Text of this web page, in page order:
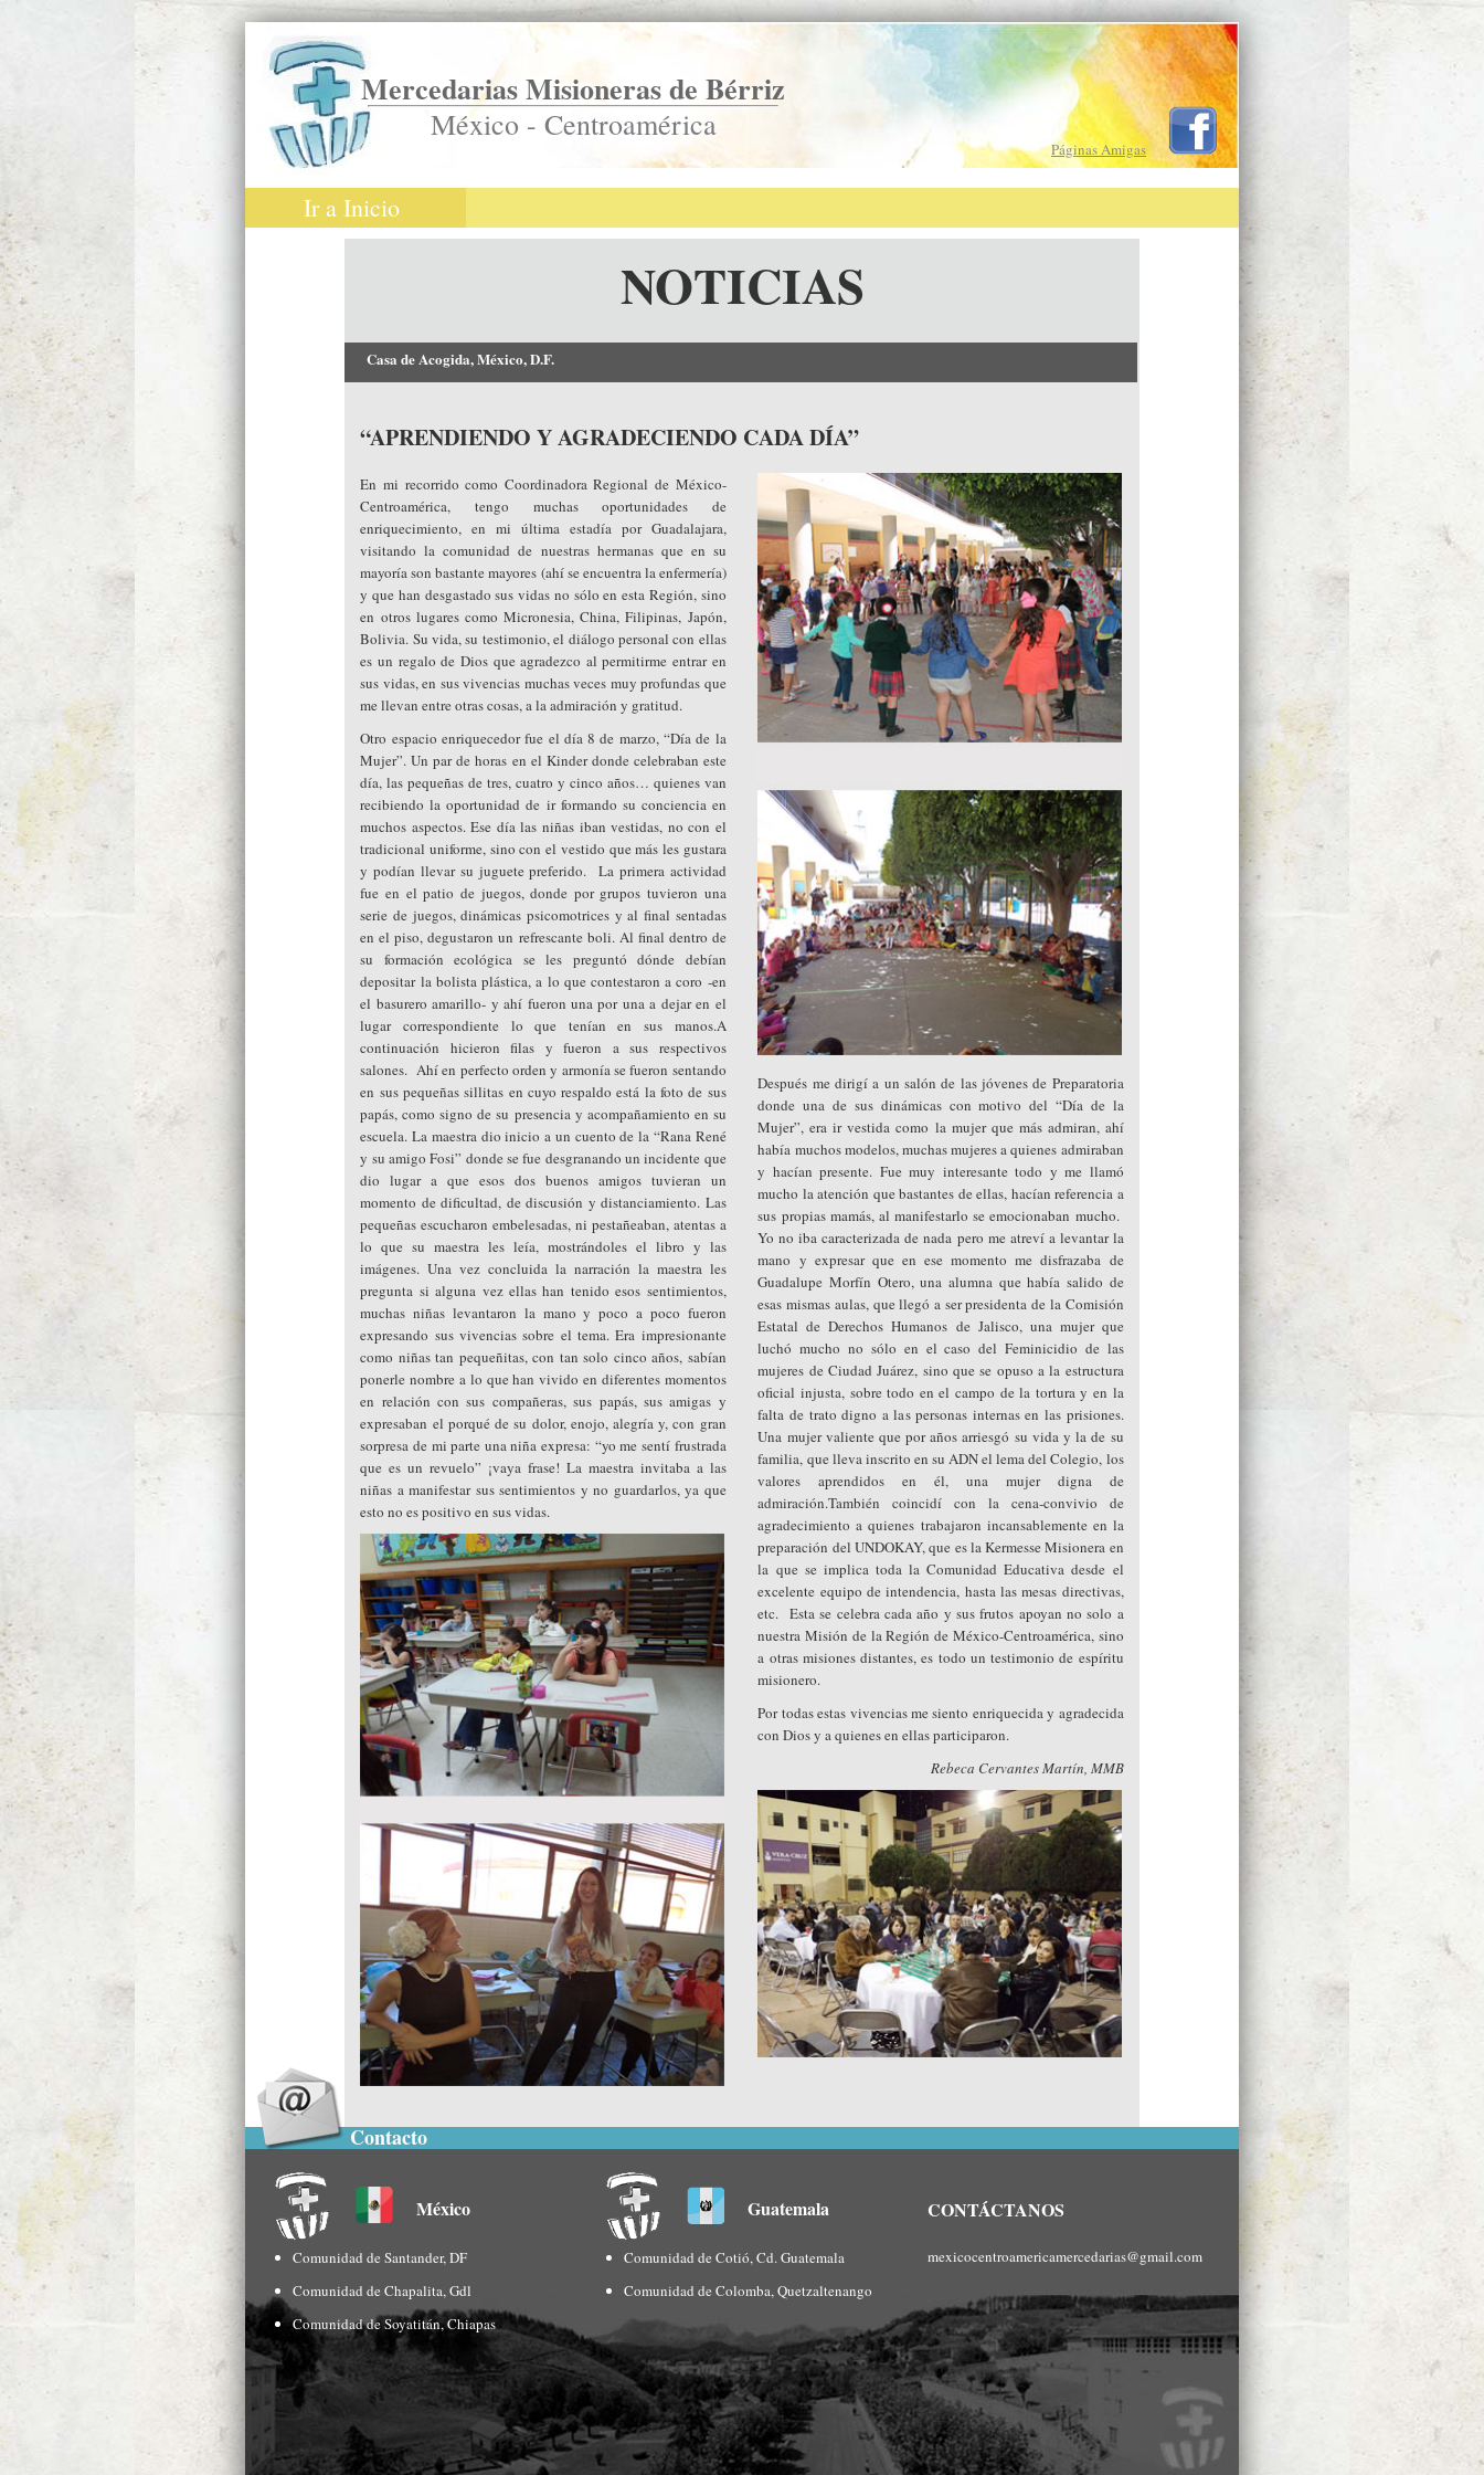
Mercedarias Misioneras de Bérriz
México - Centroamérica
Páginas Amigas
Ir a Inicio
NOTICIAS
Casa de Acogida, México, D.F.
“APRENDIENDO Y AGRADECIENDO CADA DÍA”
En mi recorrido como Coordinadora Regional de México-
Centroamérica, tengo muchas oportunidades de
enriquecimiento, en mi última estadía por Guadalajara,
visitando la comunidad de nuestras hermanas que en su
mayoría son bastante mayores (ahí se encuentra la enfermería)
y que han desgastado sus vidas no sólo en esta Región, sino
en otros lugares como Micronesia, China, Filipinas, Japón,
Bolivia. Su vida, su testimonio, el diálogo personal con ellas
es un regalo de Dios que agradezco al permitirme entrar en
sus vidas, en sus vivencias muchas veces muy profundas que
me llevan entre otras cosas, a la admiración y gratitud.
Otro espacio enriquecedor fue el día 8 de marzo, “Día de la
Mujer”. Un par de horas en el Kinder donde celebraban este
día, las pequeñas de tres, cuatro y cinco años… quienes van
recibiendo la oportunidad de ir formando su conciencia en
muchos aspectos. Ese día las niñas iban vestidas, no con el
tradicional uniforme, sino con el vestido que más les gustara
y podían llevar su juguete preferido. La primera actividad
fue en el patio de juegos, donde por grupos tuvieron una
serie de juegos, dinámicas psicomotrices y al final sentadas
en el piso, degustaron un refrescante boli. Al final dentro de
su formación ecológica se les preguntó dónde debían
depositar la bolista plástica, a lo que contestaron a coro -en
el basurero amarillo- y ahí fueron una por una a dejar en el
lugar correspondiente lo que tenían en sus manos.A
continuación hicieron filas y fueron a sus respectivos
salones. Ahí en perfecto orden y armonía se fueron sentando
en sus pequeñas sillitas en cuyo respaldo está la foto de sus
papás, como signo de su presencia y acompañamiento en su
escuela. La maestra dio inicio a un cuento de la “Rana René
y su amigo Fosi” donde se fue desgranando un incidente que
dio lugar a que esos dos buenos amigos tuvieran un
momento de dificultad, de discusión y distanciamiento. Las
pequeñas escucharon embelesadas, ni pestañeaban, atentas a
lo que su maestra les leía, mostrándoles el libro y las
imágenes. Una vez concluida la narración la maestra les
pregunta si alguna vez ellas han tenido esos sentimientos,
muchas niñas levantaron la mano y poco a poco fueron
expresando sus vivencias sobre el tema. Era impresionante
como niñas tan pequeñitas, con tan solo cinco años, sabían
ponerle nombre a lo que han vivido en diferentes momentos
en relación con sus compañeras, sus papás, sus amigas y
expresaban el porqué de su dolor, enojo, alegría y, con gran
sorpresa de mi parte una niña expresa: “yo me sentí frustrada
que es un revuelo” ¡vaya frase! La maestra invitaba a las
niñas a manifestar sus sentimientos y no guardarlos, ya que
esto no es positivo en sus vidas.
Después me dirigí a un salón de las jóvenes de Preparatoria
donde una de sus dinámicas con motivo del “Día de la
Mujer”, era ir vestida como la mujer que más admiran, ahí
había muchos modelos, muchas mujeres a quienes admiraban
y hacían presente. Fue muy interesante todo y me llamó
mucho la atención que bastantes de ellas, hacían referencia a
sus propias mamás, al manifestarlo se emocionaban mucho.
Yo no iba caracterizada de nada pero me atreví a levantar la
mano y expresar que en ese momento me disfrazaba de
Guadalupe Morfín Otero, una alumna que había salido de
esas mismas aulas, que llegó a ser presidenta de la Comisión
Estatal de Derechos Humanos de Jalisco, una mujer que
luchó mucho no sólo en el caso del Feminicidio de las
mujeres de Ciudad Juárez, sino que se opuso a la estructura
oficial injusta, sobre todo en el campo de la tortura y en la
falta de trato digno a las personas internas en las prisiones.
Una mujer valiente que por años arriesgó su vida y la de su
familia, que lleva inscrito en su ADN el lema del Colegio, los
valores aprendidos en él, una mujer digna de
admiración.También coincidí con la cena-convivio de
agradecimiento a quienes trabajaron incansablemente en la
preparación del UNDOKAY, que es la Kermesse Misionera en
la que se implica toda la Comunidad Educativa desde el
excelente equipo de intendencia, hasta las mesas directivas,
etc. Esta se celebra cada año y sus frutos apoyan no solo a
nuestra Misión de la Región de México-Centroamérica, sino
a otras misiones distantes, es todo un testimonio de espíritu
misionero.
Por todas estas vivencias me siento enriquecida y agradecida
con Dios y a quienes en ellas participaron.
Rebeca Cervantes Martín, MMB
Contacto
México
Comunidad de Santander, DF
Comunidad de Chapalita, Gdl
Comunidad de Soyatitán, Chiapas
Guatemala
Comunidad de Cotió, Cd. Guatemala
Comunidad de Colomba, Quetzaltenango
CONTÁCTANOS
mexicocentroamericamercedarias@gmail.com